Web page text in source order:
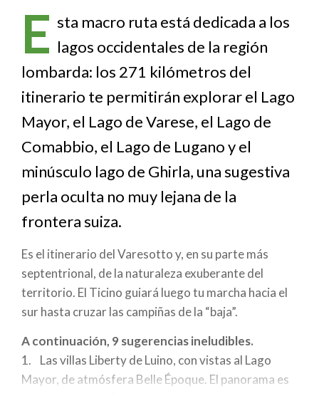
de
ayuda
a
la
navegación
E sta macro ruta está dedicada a los
lagos occidentales de la región
lombarda: los 271 kilómetros del
itinerario te permitirán explorar el Lago
Mayor, el Lago de Varese, el Lago de
Comabbio, el Lago de Lugano y el
minúsculo lago de Ghirla, una sugestiva
perla oculta no muy lejana de la
frontera suiza.
Es el itinerario del Varesotto y, en su parte más
septentrional, de la naturaleza exuberante del
territorio. El Ticino guiará luego tu marcha hacia el
sur hasta cruzar las campiñas de la “baja”.
A continuación, 9 sugerencias ineludibles.
1. Las villas Liberty de Luino, con vistas al Lago
Mayor, de atmósfera Belle Époque. El panorama es